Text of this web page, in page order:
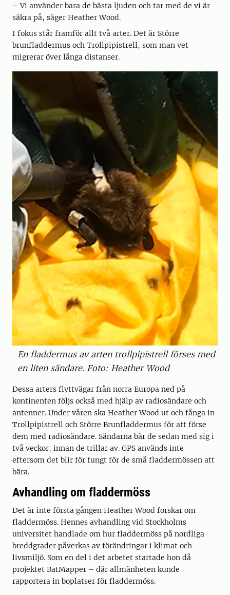
– Vi använder bara de bästa ljuden och tar med de vi är
säkra på, säger Heather Wood.
I fokus står framför allt två arter. Det är Större
brunfladdermus och Trollpipistrell, som man vet
migrerar över långa distanser.
En fladdermus av arten trollpipistrell förses med
en liten sändare. Foto: Heather Wood
Dessa arters flyttvägar från norra Europa ned på
kontinenten följs också med hjälp av radiosändare och
antenner. Under våren ska Heather Wood ut och fånga in
Trollpipistrell och Större Brunfladdermus för att förse
dem med radiosändare. Sändarna bär de sedan med sig i
två veckor, innan de trillar av. GPS används inte
eftersom det blir för tungt för de små fladdermössen att
bära.
Avhandling om fladdermöss
Det är inte första gången Heather Wood forskar om
fladdermöss. Hennes avhandling vid Stockholms
universitet handlade om hur fladdermöss på nordliga
breddgrader påverkas av förändringar i klimat och
livsmiljö. Som en del i det arbetet startade hon då
projektet BatMapper – där allmänheten kunde
rapportera in boplatser för fladdermöss.